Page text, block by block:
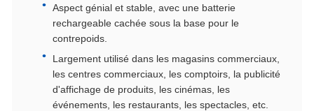
Aspect génial et stable, avec une batterie
rechargeable cachée sous la base pour le
contrepoids.
Largement utilisé dans les magasins commerciaux,
les centres commerciaux, les comptoirs, la publicité
d'affichage de produits, les cinémas, les
événements, les restaurants, les spectacles, etc.